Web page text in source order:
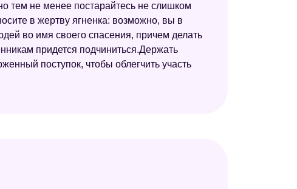
тем не менее постарайтесь не слишком
в жертву ягненка: возможно, вы в
во имя своего спасения, причем делать
придется подчиниться.Держать
поступок, чтобы облегчить участь